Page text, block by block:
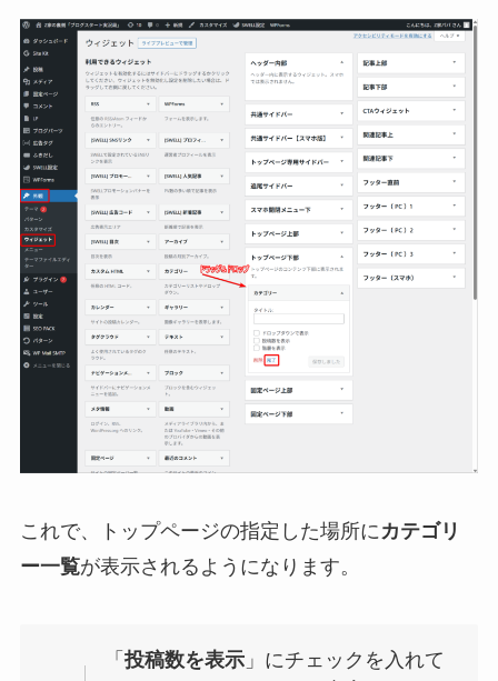
これで、トップページの指定した場所に カテゴリ
ー一覧が表示されるようになります。
「投稿数を表示 」にチェックを入れて